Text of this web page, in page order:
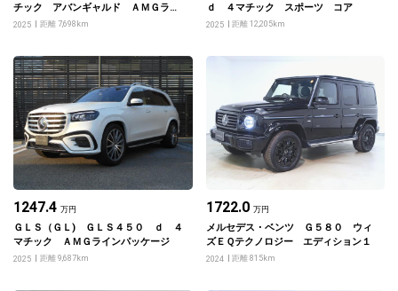
チック アバンギャルド ＡＭＧライ
ンパッケージ
2025 距離 7,698km
ｄ ４マチック スポーツ コア
2025 距離 12,205km
1247.4 万円
ＧＬＳ（ＧＬ) ＧＬＳ４５０ ｄ ４
マチック ＡＭＧラインパッケージ
2025 距離 9,687km
1722.0 万円
メルセデス・ベンツ Ｇ５８０ ウィ
ズＥＱテクノロジー エディション１
2024 距離 815km